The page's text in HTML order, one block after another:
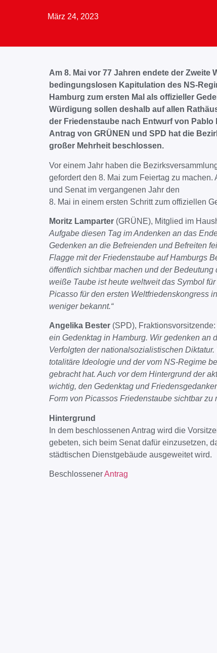
März 24, 2023
Am 8. Mai vor 77 Jahren endete der Zweite
bedingungslosen Kapitulation des NS-
Hamburg zum ersten Mal als offizieller
Würdigung sollen deshalb auf allen
der Friedenstaube nach Entwurf von
Antrag von GRÜNEN und SPD hat die
großer Mehrheit beschlossen.
Vor einem Jahr haben die
gefordert den 8. Mai zum Feiertag zu
und Senat im vergangenen Jahr den
8. Mai in einem ersten Schritt zum offiziellen
Moritz Lamparter(GRÜNE), Mitglied im
Aufgabe diesen Tag im Andenken an das
Gedenken an die Befreienden und Befreiten
Flagge mit der Friedenstaube auf Hamburgs
öffentlich sichtbar machen und der
weiße Taube ist heute weltweit das Symbol
Picasso für den ersten Weltfriedenskongress
weniger bekannt.“
Angelika Bester(SPD), Fraktionsvorsitzende:
ein Gedenktag in Hamburg. Wir gedenken an
Verfolgten der nationalsozialistischen
totalitäre Ideologie und der vom NS-Regime
gebracht hat. Auch vor dem Hintergrund der
wichtig, den Gedenktag und
Form von Picassos Friedenstaube sichtbar zu
Hintergrund
In dem beschlossenen Antrag wird die
gebeten, sich beim Senat dafür einzusetzen,
städtischen Dienstgebäude ausgeweitet wird.
BeschlossenerAntrag